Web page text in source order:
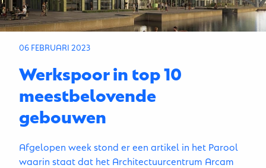
06 FEBRUARI 2023
Werkspoor in top 10
meestbelovende
gebouwen
Afgelopen week stond er een artikel in het Parool
waarin staat dat het Architectuurcentrum Arcam